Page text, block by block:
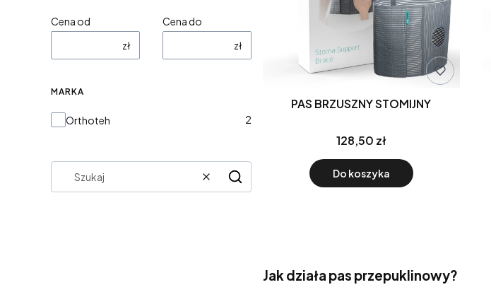
Cena od
zł
Cena do
zł
MARKA
Marka
Orthoteh 2
WyczyśćSzukaj
PAS BRZUSZNY STOMIJNY
128,50 zł
Do koszyka
Jak działa pas przepuklinowy?